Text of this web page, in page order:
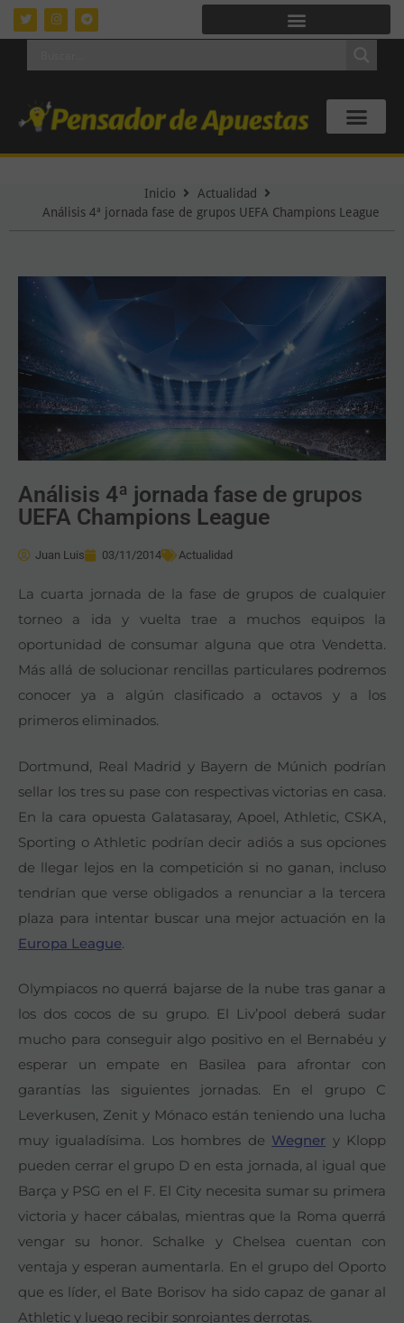
Inicio
Actualidad
Análisis 4ª jornada fase de grupos UEFA Champions League
Análisis 4ª jornada fase de grupos
UEFA Champions League
Juan Luis 03/11/2014 Actualidad
La cuarta jornada de la fase de grupos de cualquier
torneo a ida y vuelta trae a muchos equipos la
oportunidad de consumar alguna que otra Vendetta.
Más allá de solucionar rencillas particulares podremos
conocer ya a algún clasificado a octavos y a los
primeros eliminados.
Dortmund, Real Madrid y Bayern de Múnich podrían
sellar los tres su pase con respectivas victorias en casa.
En la cara opuesta Galatasaray, Apoel, Athletic, CSKA,
Sporting o Athletic podrían decir adiós a sus opciones
de llegar lejos en la competición si no ganan, incluso
tendrían que verse obligados a renunciar a la tercera
plaza para intentar buscar una mejor actuación en la
Europa League.
Olympiacos no querrá bajarse de la nube tras ganar a
los dos cocos de su grupo. El Liv’pool deberá sudar
mucho para conseguir algo positivo en el Bernabéu y
esperar un empate en Basilea para afrontar con
garantías las siguientes jornadas. En el grupo C
Leverkusen, Zenit y Mónaco están teniendo una lucha
muy igualadísima. Los hombres de Wegner y Klopp
pueden cerrar el grupo D en esta jornada, al igual que
Barça y PSG en el F. El City necesita sumar su primera
victoria y hacer cábalas, mientras que la Roma querrá
vengar su honor. Schalke y Chelsea cuentan con
ventaja y esperan aumentarla. En el grupo del Oporto
que es líder, el Bate Borisov ha sido capaz de ganar al
Athletic y luego recibir sonrojantes derrotas.